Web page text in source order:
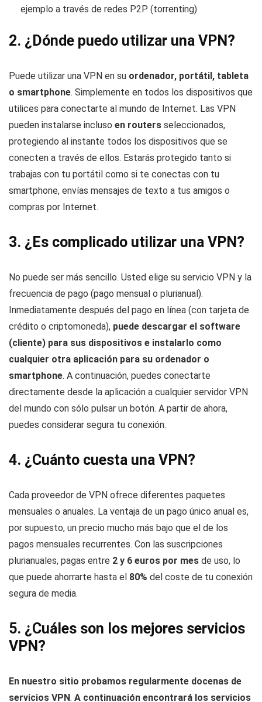
ejemplo a través de redes P2P (torrenting)
2. ¿Dónde puedo utilizar una VPN?
Puede utilizar una VPN en su ordenador, portátil, tableta
o smartphone. Simplemente en todos los dispositivos que
utilices para conectarte al mundo de Internet. Las VPN
pueden instalarse incluso en routers seleccionados,
protegiendo al instante todos los dispositivos que se
conecten a través de ellos. Estarás protegido tanto si
trabajas con tu portátil como si te conectas con tu
smartphone, envías mensajes de texto a tus amigos o
compras por Internet.
3. ¿Es complicado utilizar una VPN?
No puede ser más sencillo. Usted elige su servicio VPN y la
frecuencia de pago (pago mensual o plurianual).
Inmediatamente después del pago en línea (con tarjeta de
crédito o criptomoneda), puede descargar el software
(cliente) para sus dispositivos e instalarlo como
cualquier otra aplicación para su ordenador o
smartphone. A continuación, puedes conectarte
directamente desde la aplicación a cualquier servidor VPN
del mundo con sólo pulsar un botón. A partir de ahora,
puedes considerar segura tu conexión.
4. ¿Cuánto cuesta una VPN?
Cada proveedor de VPN ofrece diferentes paquetes
mensuales o anuales. La ventaja de un pago único anual es,
por supuesto, un precio mucho más bajo que el de los
pagos mensuales recurrentes. Con las suscripciones
plurianuales, pagas entre 2 y 6 euros por mes de uso, lo
que puede ahorrarte hasta el 80% del coste de tu conexión
segura de media.
5. ¿Cuáles son los mejores servicios
VPN?
En nuestro sitio probamos regularmente docenas de
servicios VPN. A continuación encontrará los servicios